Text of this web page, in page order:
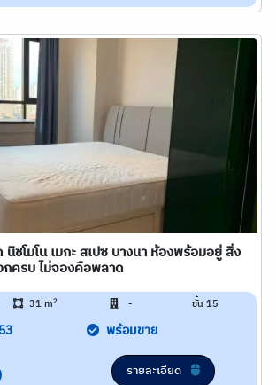
นิชโมโน เมกะ สเปซ บางนา ห้องพร้อมอยู่ สิ่ง
ครบ ไม่จองคือพลาด
31 m2 - ชั้น 15
พร้อมขาย
รายละเอียด